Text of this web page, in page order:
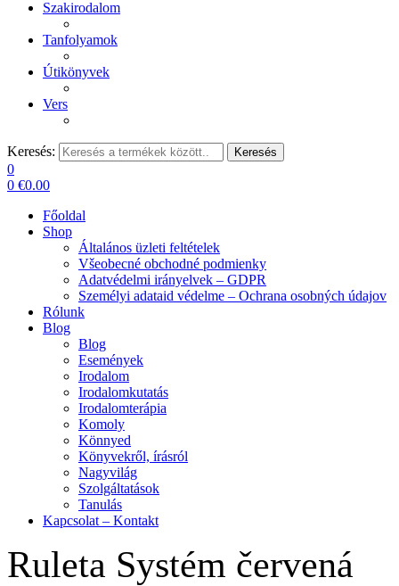
Szakirodalom
Tanfolyamok
Útikönyvek
Vers
Keresés: Keresés
0
0 €0.00
Főoldal
Shop
Általános üzleti feltételek
Všeobecné obchodné podmienky
Adatvédelmi irányelvek – GDPR
Személyi adataid védelme – Ochrana osobných údajov
Rólunk
Blog
Blog
Események
Irodalom
Irodalomkutatás
Irodalomterápia
Komoly
Könnyed
Könyvekről, írásról
Nagyvilág
Szolgáltatások
Tanulás
Kapcsolat – Kontakt
Ruleta Systém červená